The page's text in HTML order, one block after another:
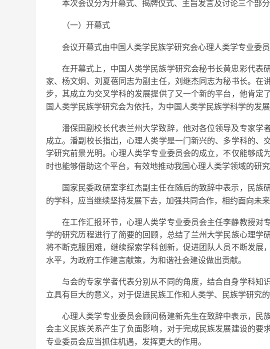
本次会议分为开幕式、揭牌仪式、主旨发言及讨论三个部分
（一）开幕式
会议开幕式由中国人类学民族学研究会心理人类学专业委
在开幕式上，中国人类学民族学研究会秘书长黄忠彩代表
家、杨文炯、刘夏蓓同志为副主任，刘继杰同志为秘书长。
步，其成立为交叉学科的发展提供了又一个新的平台，他肯
国人类学民族学研究会为依托，为中国人类学民族学科学的发展
潘保田副校长代表兰州大学致辞，他对各位领导及专家学
成立。潘副校长指出，心理人类学是一门新兴的、多学科的
学研究前景光明。心理人类学专业委员会的成立，不仅能够成
时也能够借助这个平台，有效地推动我国心理人类学领域的研
国家民委政研室李红杰副主任在随后的致辞中表示，民
的学科，应当继续坚持发展下去，加强共同合作，相约面向未来
在工作汇报环节，心理人类学专业委员会主任李静教授对
学的研究历程进行了简要的回顾，总结了兰州大学民族心理
将不断克服困难，继续探索学科创新，促进团队人员不断发展
水平，为政府工作建言献策，为和谐社会建设做出贡献。
与会的专家学者代表分别从不同的角度，结合自身学科知
立具有巨大的意义，对于促进民族工作和人类学、民族学研究
心理人类学专业委员会顾问杨建新先生在致辞中表示，民
会主义民族关系产生了负面影响，对于完成民族发展建设的
专业委员会应当抓住机遇，发挥更大的作用。